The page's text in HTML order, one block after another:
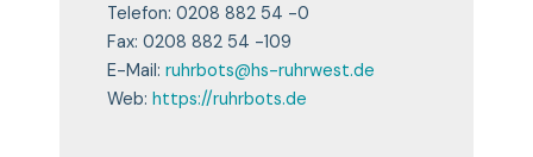
Telefon: 0208 882 54 -0
Fax: 0208 882 54 -109
E-Mail: ruhrbots@hs-ruhrwest.de
Web: https://ruhrbots.de